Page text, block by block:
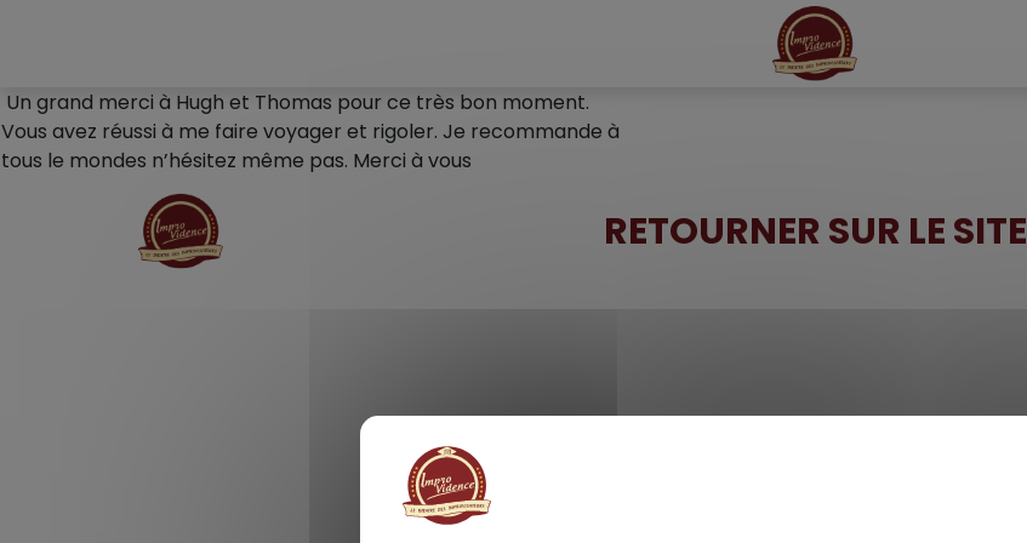
Un grand merci à Hugh et Thomas pour ce très bon moment.
Vous avez réussi à me faire voyager et rigoler. Je recommande à
tous le mondes n’hésitez même pas. Merci à vous
RETOURNER SUR LE SITE